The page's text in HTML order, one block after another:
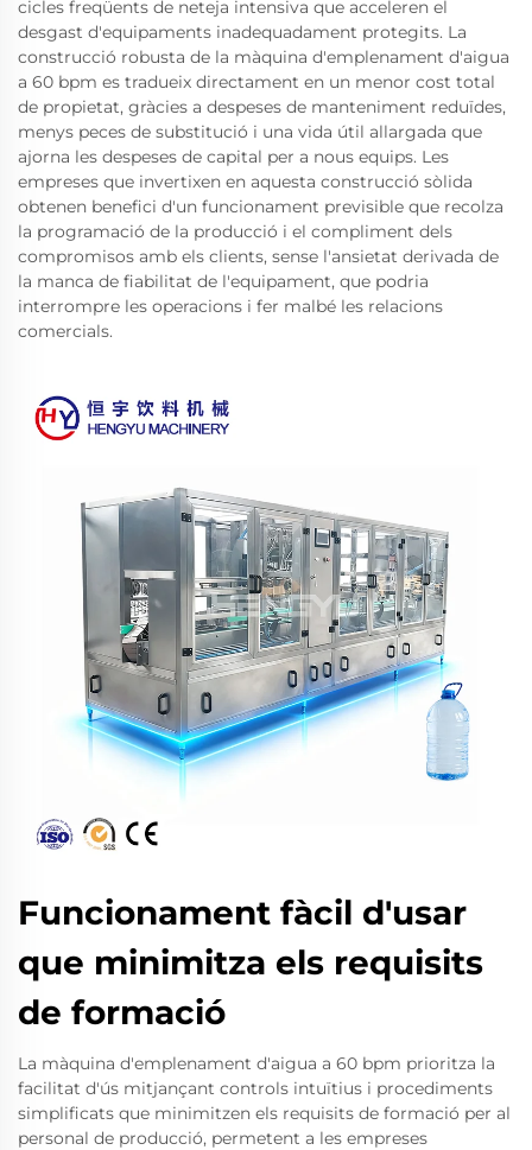
cicles freqüents de neteja intensiva que acceleren el
desgast d'equipaments inadequadament protegits. La
construcció robusta de la màquina d'emplenament d'aigua
a 60 bpm es tradueix directament en un menor cost total
de propietat, gràcies a despeses de manteniment reduïdes,
menys peces de substitució i una vida útil allargada que
ajorna les despeses de capital per a nous equips. Les
empreses que invertixen en aquesta construcció sòlida
obtenen benefici d'un funcionament previsible que recolza
la programació de la producció i el compliment dels
compromisos amb els clients, sense l'ansietat derivada de
la manca de fiabilitat de l'equipament, que podria
interrompre les operacions i fer malbé les relacions
comercials.
Funcionament fàcil d'usar
que minimitza els requisits
de formació
La màquina d'emplenament d'aigua a 60 bpm prioritza la
facilitat d'ús mitjançant controls intuïtius i procediments
simplificats que minimitzen els requisits de formació per al
personal de producció, permetent a les empreses